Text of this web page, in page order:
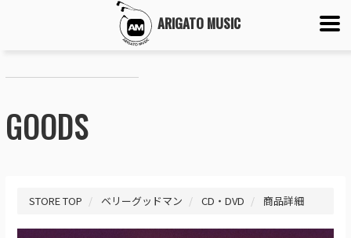
ARIGATO MUSIC
GOODS
STORE TOP ベリーグッドマン CD・DVD 商品詳細